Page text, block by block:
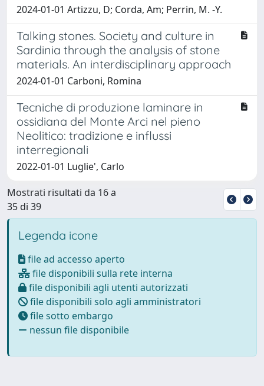
2024-01-01 Artizzu, D; Corda, Am; Perrin, M. -Y.
Talking stones. Society and culture in
Sardinia through the analysis of stone
materials. An interdisciplinary approach
2024-01-01 Carboni, Romina
Tecniche di produzione laminare in
ossidiana del Monte Arci nel pieno
Neolitico: tradizione e influssi
interregionali
2022-01-01 Luglie', Carlo
Mostrati risultati da 16 a
35 di 39
Legenda icone
file ad accesso aperto
file disponibili sulla rete interna
file disponibili agli utenti autorizzati
file disponibili solo agli amministratori
file sotto embargo
nessun file disponibile